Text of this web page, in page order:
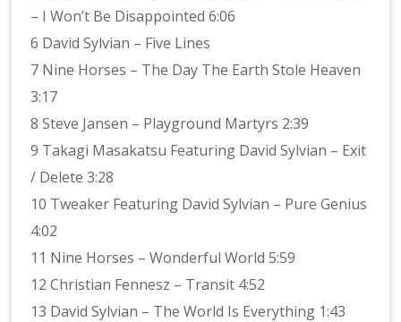
– I Won’t Be Disappointed 6:06
6 David Sylvian – Five Lines
7 Nine Horses – The Day The Earth Stole Heaven
3:17
8 Steve Jansen – Playground Martyrs 2:39
9 Takagi Masakatsu Featuring David Sylvian – Exit
/ Delete 3:28
10 Tweaker Featuring David Sylvian – Pure Genius
4:02
11 Nine Horses – Wonderful World 5:59
12 Christian Fennesz – Transit 4:52
13 David Sylvian – The World Is Everything 1:43